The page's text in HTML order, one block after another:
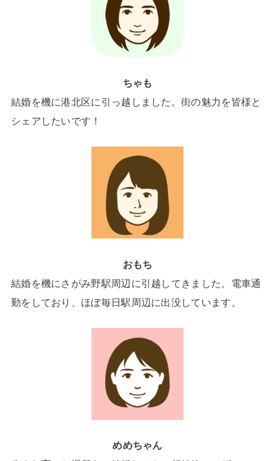
ちゃも
結婚を機に港北区に引っ越しました。街の魅力を皆様と
シェアしたいです！
おもち
結婚を機にさがみ野駅周辺に引越してきました。電車通
勤をしており、ほぼ毎日駅周辺に出没しています。
めめちゃん